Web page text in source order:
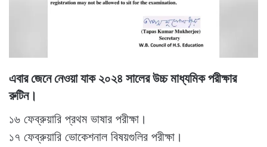
এবার জেনে নেওয়া যাক ২০২৪ সালের উচ্চ মাধ্যমিক পরীক্ষার
রুটিন।
১৬ ফেব্রুয়ারি প্রথম ভাষার পরীক্ষা।
১৭ ফেব্রুয়ারি ভোকেশনাল বিষয়গুলির পরীক্ষা।